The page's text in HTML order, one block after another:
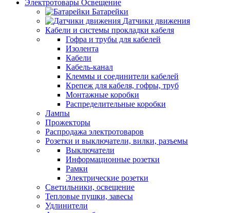
Электротовары Освещение
Батарейки
Датчики движения
Кабели и системы прокладки кабеля
Гофра и трубы для кабелей
Изолента
Кабели
Кабель-канал
Клеммы и соединители кабелей
Крепеж для кабеля, гофры, труб
Монтажные коробки
Распределительные коробки
Лампы
Прожекторы
Распродажа электротоваров
Розетки и выключатели, вилки, разъемы
Выключатели
Информационные розетки
Рамки
Электрические розетки
Светильники, освещение
Тепловые пушки, завесы
Удлинители